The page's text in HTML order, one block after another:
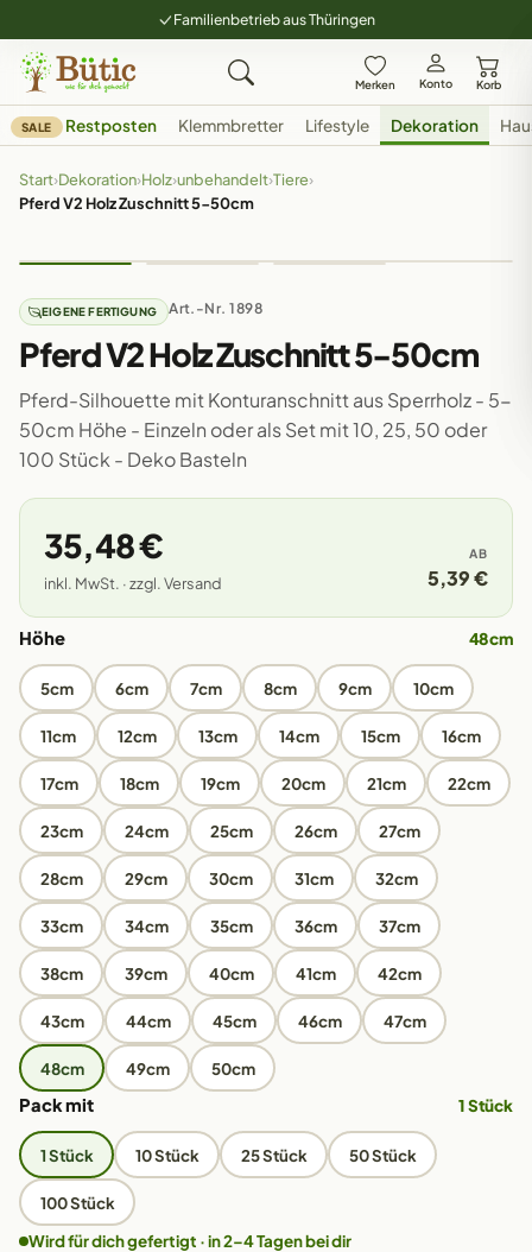
Familienbetrieb aus Thüringen
Merken Konto Korb
SALE Restposten Klemmbretter Lifestyle Dekoration
Start›Dekoration›Holz›unbehandelt›Tiere›
Pferd V2 Holz Zuschnitt 5-50cm
EIGENE FERTIGUNG Art.-Nr. 1898
Pferd V2 Holz Zuschnitt 5-50cm
Pferd-Silhouette mit Konturanschnitt aus Sperrholz - 5-
50cm Höhe - Einzeln oder als Set mit 10, 25, 50 oder
100 Stück - Deko Basteln
35,48 €
inkl. MwSt. · zzgl. Versand
AB
5,39 €
Höhe 48cm
5cm 6cm 7cm 8cm 9cm 10cm
11cm 12cm 13cm 14cm 15cm 16cm
17cm 18cm 19cm 20cm 21cm 22cm
23cm 24cm 25cm 26cm 27cm
28cm 29cm 30cm 31cm 32cm
33cm 34cm 35cm 36cm 37cm
38cm 39cm 40cm 41cm 42cm
43cm 44cm 45cm 46cm 47cm
48cm 49cm 50cm
Pack mit 1 Stück
1 Stück 10 Stück 25 Stück 50 Stück
100 Stück
Wird für dich gefertigt · in 2–4 Tagen bei dir